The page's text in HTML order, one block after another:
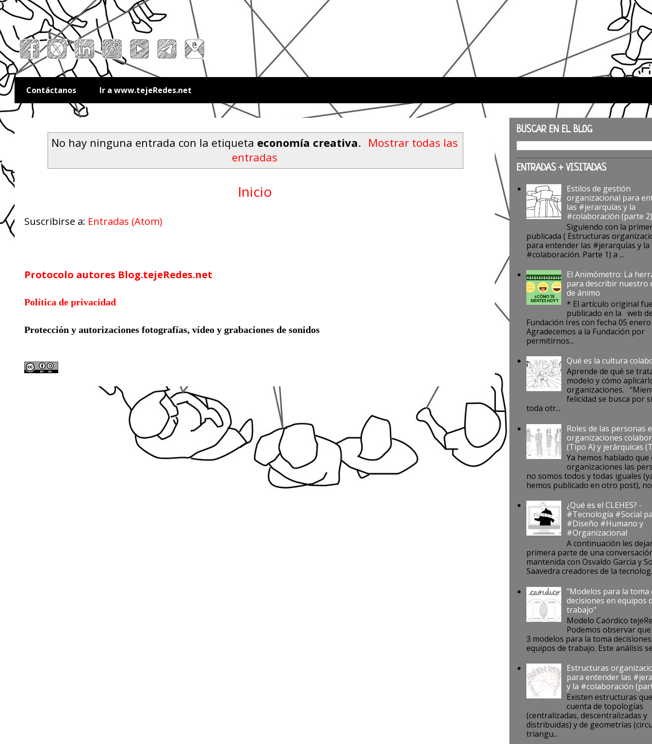
Contáctanos Ir a www.tejeRedes.net
No hay ninguna entrada con la etiqueta economía creativa. Mostrar todas las
entradas
Inicio
Suscribirse a: Entradas (Atom)
Protocolo autores Blog.tejeRedes.net
Política de privacidad
Protección y autorizaciones fotografías, vídeo y grabaciones de sonidos
BUSCAR EN EL BLOG
ENTRADAS + VISITADAS
Estilos de gestión
organizacional para
las #jerarquías y la
#colaboración (parte
Siguiendo con la
publicada ( Estructuras
para entender las #jerarquías y la
#colaboración. Parte 1) a ...
El Animómetro: La
para describir nuestro
de ánimo
* El artículo original
publicado en la web
Fundación Ires con fecha 05 enero
Agradecemos a la Fundación por
permitirnos...
Qué es la cultura
Aprende de qué se
modelo y cómo
organizaciones.
felicidad se busca por
toda otr...
Roles de las personas
organizaciones
(Tipo A) y jerárquicas
Ya hemos hablado que
organizaciones las
no somos todos y todas iguales
hemos publicado en otro post),
¿Qué es el CLEHES? -
#Tecnología #Social
#Diseño #Humano y
#Organizacional
A continuación les
primera parte de una
mantenida con Osvaldo Garcia y
Saavedra creadores de la
"Modelos para la toma
decisiones en equipos
trabajo"
Modelo Caórdico
Podemos observar
3 modelos para la toma
equipos de trabajo. Este análisis
Estructuras
para entender las
y la #colaboración
Existen estructuras
cuenta de topologías
(centralizadas, descentralizadas y
distribuidas) y de geometrías
triangu...